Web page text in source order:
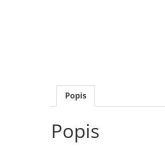
Popis
Popis